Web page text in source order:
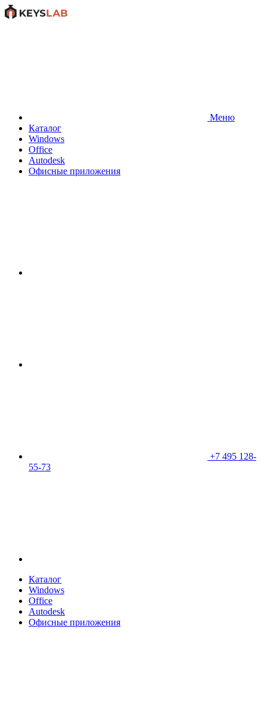
Меню
Каталог
Windows
Office
Autodesk
Офисные приложения
+7 495 128-
55-73
Каталог
Windows
Office
Autodesk
Офисные приложения